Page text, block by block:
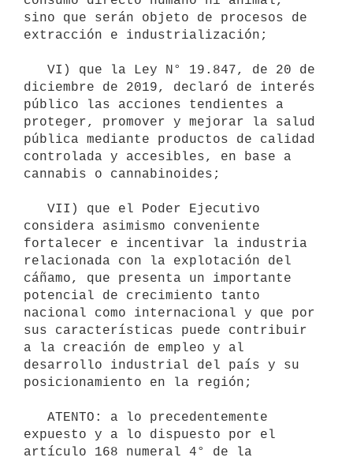
sino que serán objeto de procesos de
extracción e industrialización;
diciembre de 2019, declaró de interés
público las acciones tendientes a
proteger, promover y mejorar la salud
pública mediante productos de calidad
controlada y accesibles, en base a
cannabis o cannabinoides;
considera asimismo conveniente
fortalecer e incentivar la industria
relacionada con la explotación del
cáñamo, que presenta un importante
potencial de crecimiento tanto
nacional como internacional y que por
sus características puede contribuir
a la creación de empleo y al
desarrollo industrial del país y su
posicionamiento en la región;
expuesto y a lo dispuesto por el
artículo 168 numeral 4° de la